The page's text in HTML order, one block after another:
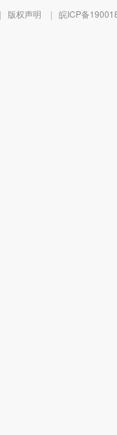
版权声明 皖ICP备